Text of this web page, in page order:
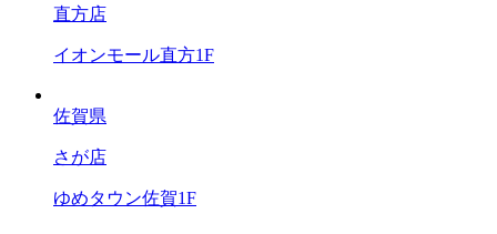
直方店
イオンモール直方1F
佐賀県
さが店
ゆめタウン佐賀1F